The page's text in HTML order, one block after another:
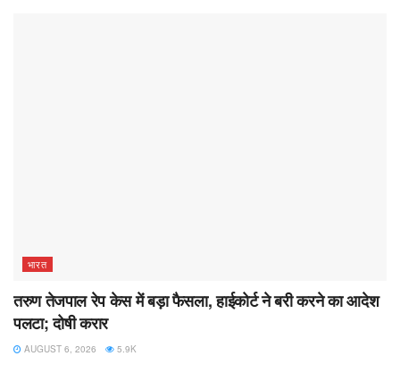
भारत
तरुण तेजपाल रेप केस में बड़ा फैसला, हाईकोर्ट ने बरी करने का आदेश
पलटा; दोषी करार
AUGUST 6, 2026 5.9K